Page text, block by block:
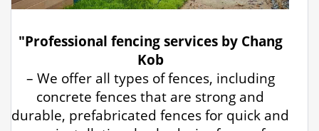
"Professional fencing services by Chang
Kob
– We offer all types of fences, including
concrete fences that are strong and
durable, prefabricated fences for quick and